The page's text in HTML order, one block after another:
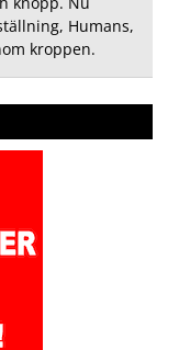
Humans,
kroppen.